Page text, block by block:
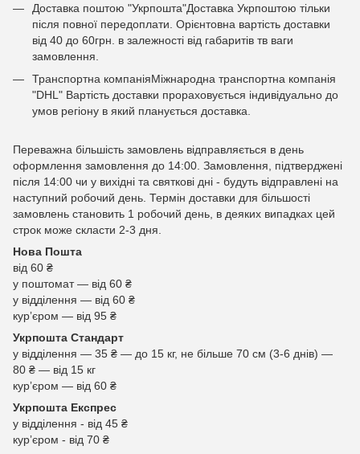
Доставка поштою "Укрпошта"Доставка Укрпоштою тільки
після повної передоплати. Орієнтовна вартість доставки
від 40 до 60грн. в залежності від габаритів тв ваги
замовлення.
Транспортна компаніяМіжнародна транспортна компанія
"DHL" Вартість доставки прораховується індивідуально до
умов регіону в який планується доставка.
Переважна більшість замовлень відправляється в день
оформлення замовлення до 14:00. Замовлення, підтверджені
після 14:00 чи у вихідні та святкові дні - будуть відправлені на
наступний робочий день. Термін доставки для більшості
замовлень становить 1 робочий день, в деяких випадках цей
строк може скласти 2-3 дня.
Нова Пошта
від 60 ₴
у поштомат — від 60 ₴
у відділення — від 60 ₴
курʼєром — від 95 ₴
Укрпошта Стандарт
у відділення — 35 ₴ — до 15 кг, не більше 70 см (3-6 днів) —
80 ₴ — від 15 кг
курʼєром — від 60 ₴
Укрпошта Експрес
у відділення - від 45 ₴
курʼєром - від 70 ₴